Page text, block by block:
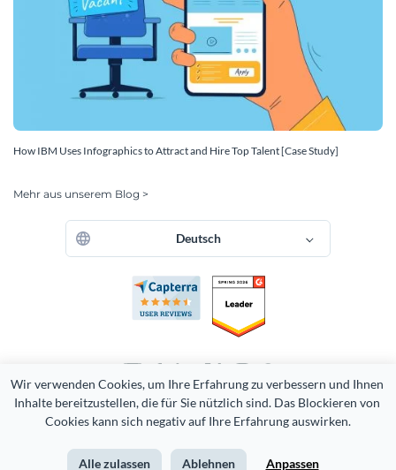
Wir verwenden Cookies, um Ihre Erfahrung zu verbessern und Ihnen
Inhalte bereitzustellen, die für Sie nützlich sind. Das Blockieren von
Cookies kann sich negativ auf Ihre Erfahrung auswirken.
Alle zulassen Ablehnen Anpassen
How IBM Uses Infographics to Attract and Hire Top Talent [Case Study]
Mehr aus unserem Blog >
Deutsch
Copyright 2026 Easy WebContent, LLC. (DBA Visme). Alle Rechte
vorbehalten. Stolz in Maryland hergestellt.
Nutzungsbedingungen
Datenschutz-Bestimmungen